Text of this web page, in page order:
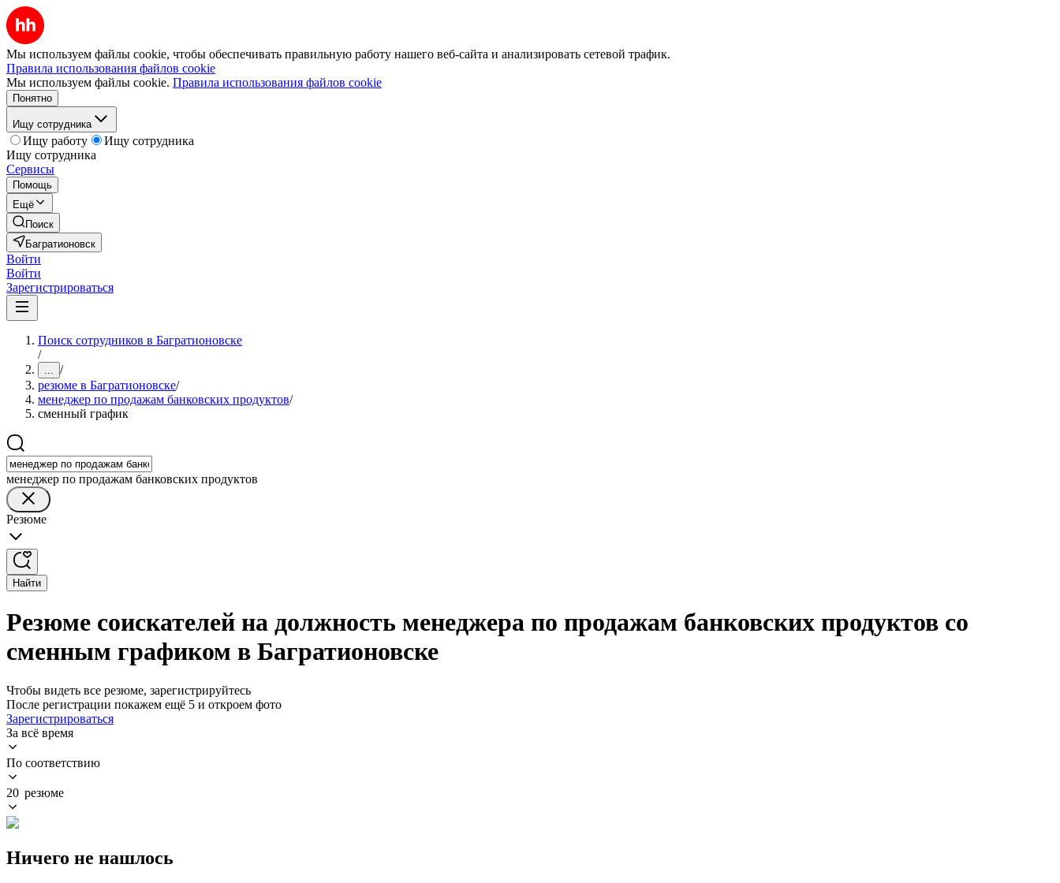
Мы используем файлы cookie, чтобы обеспечивать правильную работу нашего веб-сайта и анализировать сетевой трафик.
Правила использования файлов cookie
Мы используем файлы cookie. Правила использования файлов cookie
Понятно
Ищу сотрудника
Ищу работу
Ищу сотрудника
Ищу сотрудника
Сервисы
Помощь
Ещё
Поиск
Багратионовск
Войти
Войти
Зарегистрироваться
Поиск сотрудников в Багратионовске
/
... /
резюме в Багратионовске/
менеджер по продажам банковских продуктов/
сменный график
менеджер по продажам банковских продуктов
Резюме
Найти
Резюме соискателей на должность менеджера по продажам банковских продуктов со
сменным графиком в Багратионовске
Чтобы видеть все резюме, зарегистрируйтесь
После регистрации покажем ещё 5 и откроем фото
Зарегистрироваться
За всё время
По соответствию
20 резюме
Ничего не нашлось